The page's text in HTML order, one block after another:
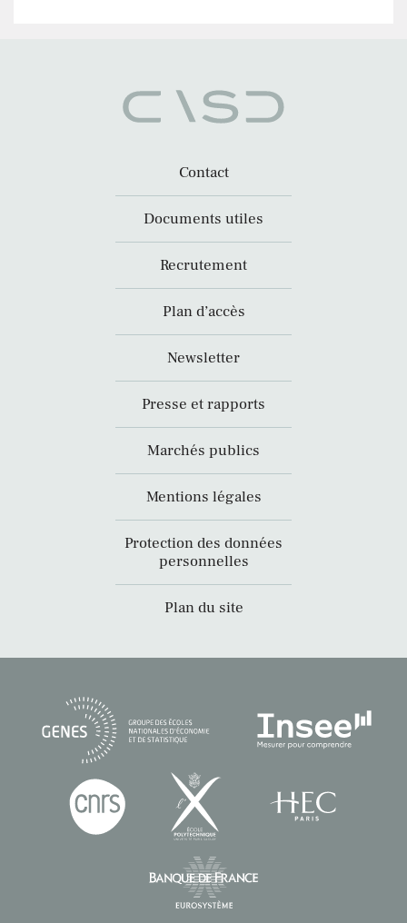
Contact
Documents utiles
Recrutement
Plan d’accès
Newsletter
Presse et rapports
Marchés publics
Mentions légales
Protection des données
personnelles
Plan du site